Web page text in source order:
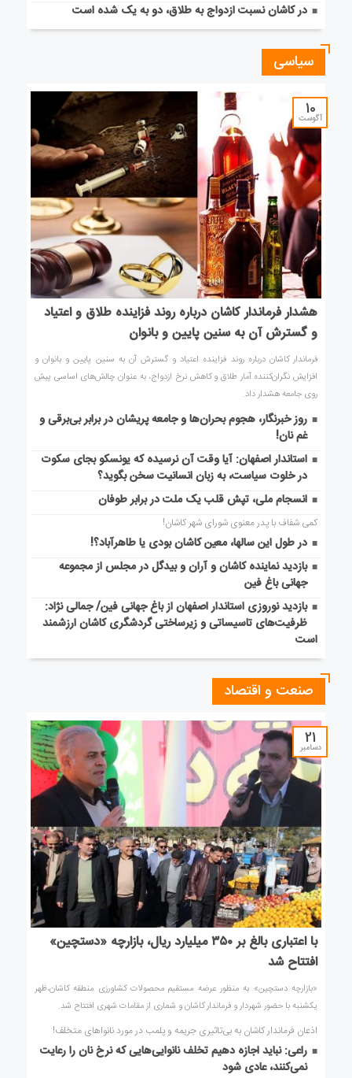
در کاشان نسبت ازدواج به طلاق، دو به یک شده است
سیاسی
10
آگوست
هشدار فرماندار کاشان درباره روند فزاینده طلاق و اعتیاد
و گسترش آن به سنین پایین و بانوان
فرماندار کاشان درباره روند فزاینده اعتیاد و گسترش آن به سنین پایین و بانوان و
افزایش نگران‌کننده آمار طلاق و کاهش نرخ ازدواج، به عنوان چالش‌های اساسی پیش
روی جامعه هشدار داد.
روز خبرنگار، هجوم بحران‌ها و جامعه پریشان در برابر بی‌برقی و
غم نان!
استاندار اصفهان: آیا وقت آن نرسیده که یونسکو بجای سکوت
در خلوت سیاست، به زبان انسانیت سخن بگوید؟
انسجام ملی، تپش قلب یک ملت در برابر طوفان
کمی شفاف با پدر معنوی شورای شهر کاشان!
در طول این سالها، معین کاشان بودی یا طاهرآباد؟!
بازدید نماینده کاشان و آران و بیدگل در مجلس از مجموعه
جهانی باغ فین
بازدید نوروزی استاندار اصفهان از باغ جهانی فین/ جمالی نژاد:
ظرفیت‌های تاسیساتی و زیرساختی گردشگری کاشان ارزشمند
است
صنعت و اقتصاد
21
دسامبر
با اعتباری بالغ بر ۳۵۰ میلیارد ریال، بازارچه «دستچین»
افتتاح شد
«بازارچه دستچین» به منظور عرضه مستقیم محصولات کشاورزی منطقه کاشان،ظهر
یکشنبه با حضور شهردار و فرماندار کاشان و شماری از مقامات شهری افتتاح شد.
اذعان فرماندار کاشان به بی‌تاثیری جریمه و پلمب در مورد نانواهای متخلف!
راعی: نباید اجازه دهیم تخلف نانوایی‌هایی که نرخ نان را رعایت
نمی‌کنند، عادی شود